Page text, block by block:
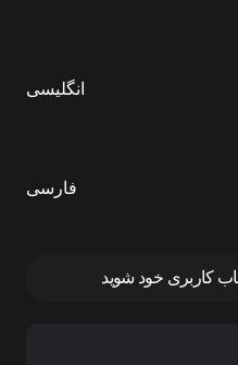
انگلیسی
فارسی
کاربری خود شوید